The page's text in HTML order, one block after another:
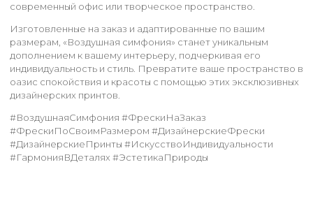
современный офис или творческое пространство.
Изготовленные на заказ и адаптированные по вашим
размерам, «Воздушная симфония» станет уникальным
дополнением к вашему интерьеру, подчеркивая его
индивидуальность и стиль. Превратите ваше пространство в
оазис спокойствия и красоты с помощью этих эксклюзивных
дизайнерских принтов.
#ВоздушнаяСимфония #ФрескиНаЗаказ
#ФрескиПоСвоимРазмером #ДизайнерскиеФрески
#ДизайнерскиеПринты #ИскусствоИндивидуальности
#ГармонияВДеталях #ЭстетикаПрироды